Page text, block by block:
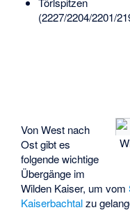
(2227/2204/2201/
Von West nach
Ost gibt es
folgende wichtige
Übergänge im
Wilden Kaiser, um vom
Kaiserbachtalzu